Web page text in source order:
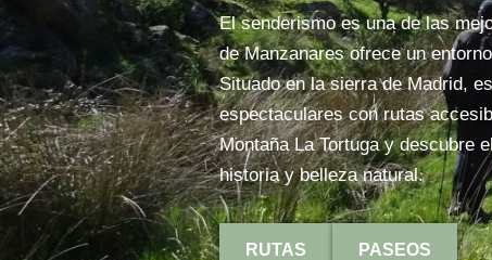
El senderismo es una de las
de Manzanares ofrece un
Situado en la sierra de Madrid,
espectaculares con rutas
Montaña La Tortuga y descubre
historia y belleza natural.
RUTAS PASEOS